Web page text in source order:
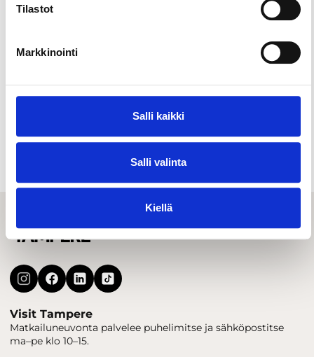
Tilastot
Markkinointi
Salli kaikki
Salli valinta
Kiellä
Muut nähtävyydet & aktiviteetit Talviaktiviteetit
Visit Tampere
Matkailuneuvonta palvelee puhelimitse ja sähköpostitse
ma–pe klo 10–15.